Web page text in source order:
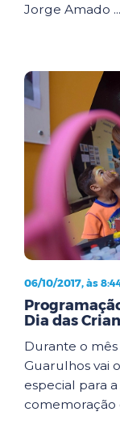
Jorge Amado ...
06/10/2017, às
Dia das
Durante o
Guarulhos vai
especial para
comemoração